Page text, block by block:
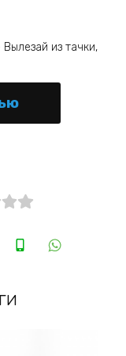
из тачки,